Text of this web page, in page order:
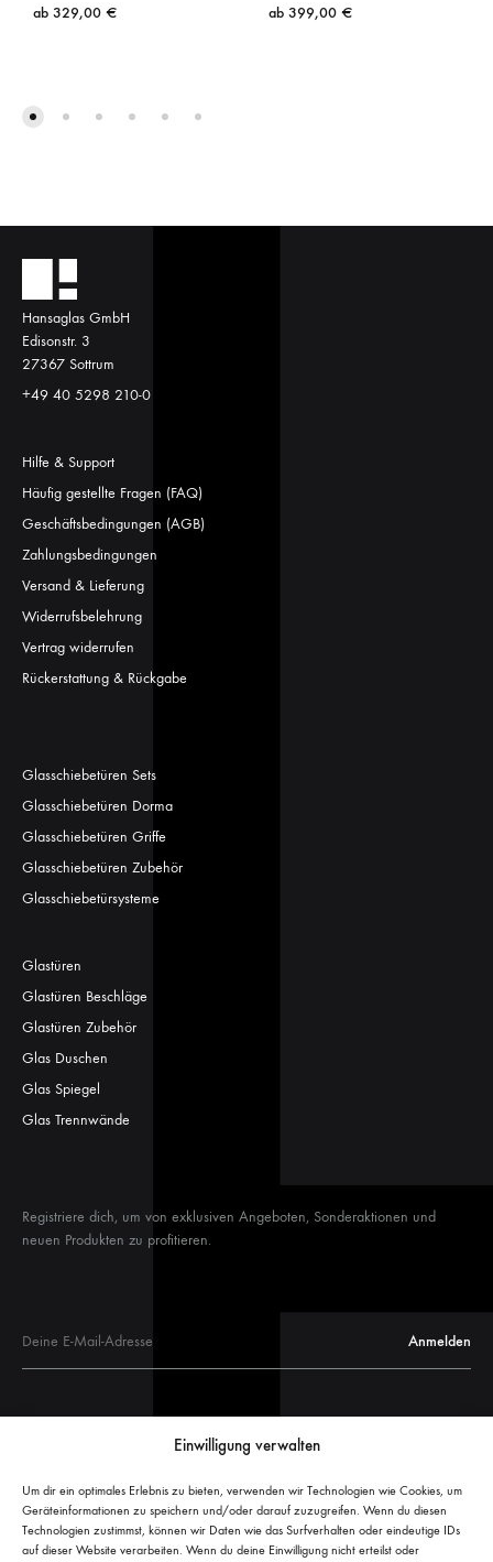
Einwilligung verwalten
Um dir ein optimales Erlebnis zu bieten, verwenden wir Technologien wie Cookies, um
Geräteinformationen zu speichern und/oder darauf zuzugreifen. Wenn du diesen
Technologien zustimmst, können wir Daten wie das Surfverhalten oder eindeutige IDs
auf dieser Website verarbeiten. Wenn du deine Einwilligung nicht erteilst oder
ab 329,00 € ab 399,00 €
Hansaglas GmbH
Edisonstr. 3
27367 Sottrum
+49 40 5298 210-0
Hilfe & Support
Häufig gestellte Fragen (FAQ)
Geschäftsbedingungen (AGB)
Zahlungsbedingungen
Versand & Lieferung
Widerrufsbelehrung
Vertrag widerrufen
Rückerstattung & Rückgabe
Glasschiebetüren Sets
Glasschiebetüren Dorma
Glasschiebetüren Griffe
Glasschiebetüren Zubehör
Glasschiebetürsysteme
Glastüren
Glastüren Beschläge
Glastüren Zubehör
Glas Duschen
Glas Spiegel
Glas Trennwände
Registriere dich, um von exklusiven Angeboten, Sonderaktionen und
neuen Produkten zu profitieren.
Glasschiebetüren
Glasschiebetür Maße
Welche Glasschiebetür passt?